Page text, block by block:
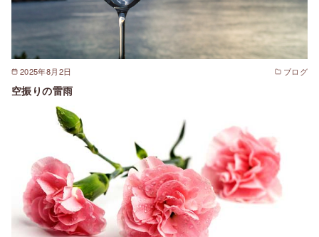
2025年8月2日 ブログ
空振りの雷雨